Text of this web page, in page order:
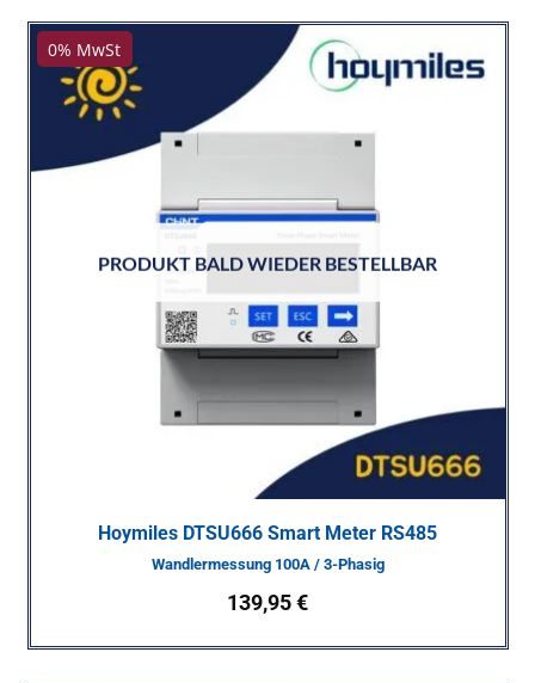
0% MwSt
PRODUKT BALD WIEDER BESTELLBAR
Hoymiles DTSU666 Smart Meter RS485
Wandlermessung 100A / 3-Phasig
139,95€